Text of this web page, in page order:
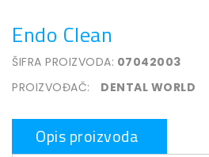
Endo Clean
ŠIFRA PROIZVODA: 07042003
PROIZVOĐAČ:
DENTAL WORLD
Opis proizvoda